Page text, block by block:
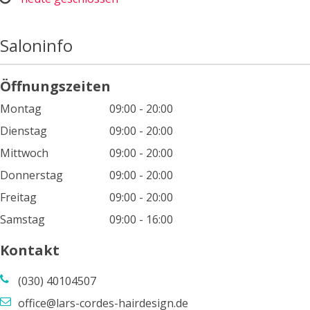
Saloninfo
Öffnungszeiten
Montag
09:00 - 20:00
Dienstag
09:00 - 20:00
Mittwoch
09:00 - 20:00
Donnerstag
09:00 - 20:00
Freitag
09:00 - 20:00
Samstag
09:00 - 16:00
Kontakt
(030) 40104507
office@lars-cordes-hairdesign.de